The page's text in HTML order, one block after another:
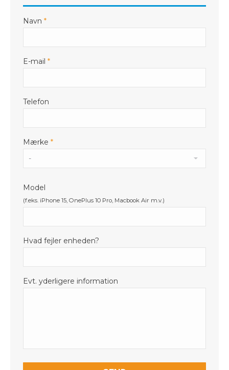
Navn *
E-mail *
Telefon
Mærke *
Model
(f.eks. iPhone 15, OnePlus 10 Pro, Macbook Air m.v.)
Hvad fejler enheden?
Evt. yderligere information